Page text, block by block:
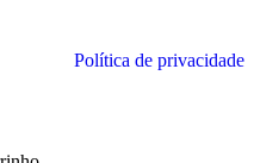
Política de privacidade